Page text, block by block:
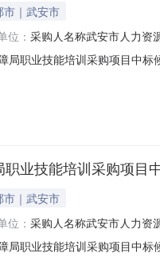
市｜武安市
位： 采购人名称武安市人力资
局职业技能培训采购项目中
付电话：0310-5560293采购
业技能培训采购项目
市｜武安市
位： 采购人名称武安市人力资
局职业技能培训采购项目中